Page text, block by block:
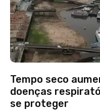
Tempo seco
doenças
se proteger